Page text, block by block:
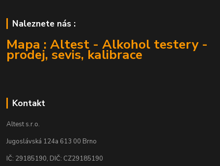
Naleznete nás :
Mapa : Altest - Alkohol testery -
prodej, sevis, kalibrace
Kontakt
Altest s.r.o.
Jugoslávská 124a 613 00 Brno
IČ: 29185190, DIČ: CZ29185190